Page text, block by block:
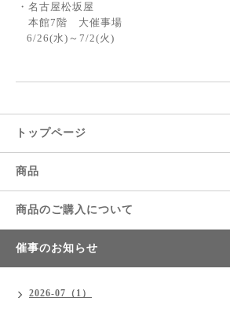
・名古屋松坂屋
本館7階 大催事場
6/26(水)～7/2(火)
トップページ
商品
商品のご購入について
催事のお知らせ
2026-07（1）